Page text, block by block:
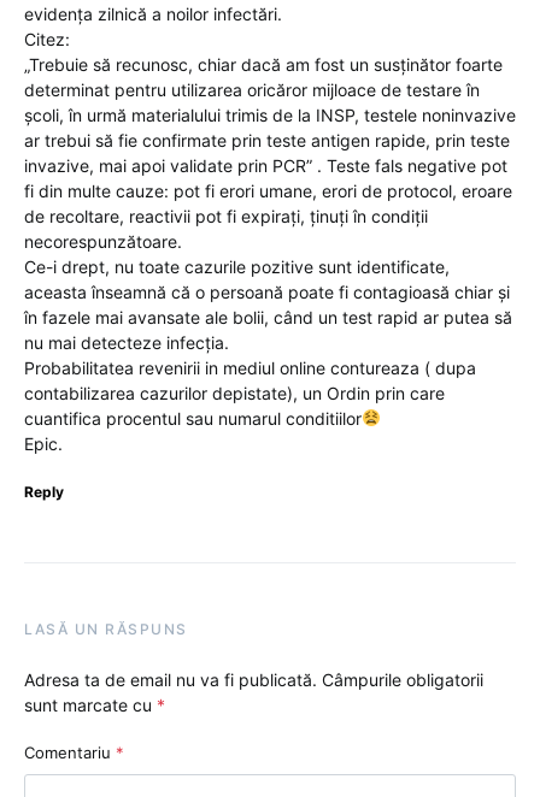
evidența zilnică a noilor infectări.
Citez:
„Trebuie să recunosc, chiar dacă am fost un susținător foarte
determinat pentru utilizarea oricăror mijloace de testare în
școli, în urmă materialului trimis de la INSP, testele noninvazive
ar trebui să fie confirmate prin teste antigen rapide, prin teste
invazive, mai apoi validate prin PCR” . Teste fals negative pot
fi din multe cauze: pot fi erori umane, erori de protocol, eroare
de recoltare, reactivii pot fi expiraţi, ţinuţi în condiţii
necorespunzătoare.
Ce-i drept, nu toate cazurile pozitive sunt identificate,
aceasta înseamnă că o persoană poate fi contagioasă chiar și
în fazele mai avansate ale bolii, când un test rapid ar putea să
nu mai detecteze infecția.
Probabilitatea revenirii in mediul online contureaza ( dupa
contabilizarea cazurilor depistate), un Ordin prin care
cuantifica procentul sau numarul conditiilor
Epic.
Reply
LASĂ UN RĂSPUNS
Adresa ta de email nu va fi publicată. Câmpurile obligatorii
sunt marcate cu *
Comentariu *